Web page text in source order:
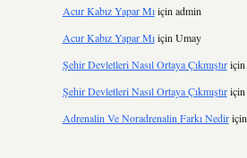
Acur Kabız Yapar Mıiçin admin
Acur Kabız Yapar Mıiçin Umay
Şehir Devletleri Nasıl Ortaya Çıkmıştıriçin
Şehir Devletleri Nasıl Ortaya Çıkmıştıriçin
Adrenalin Ve Noradrenalin Farkı Nediriçin